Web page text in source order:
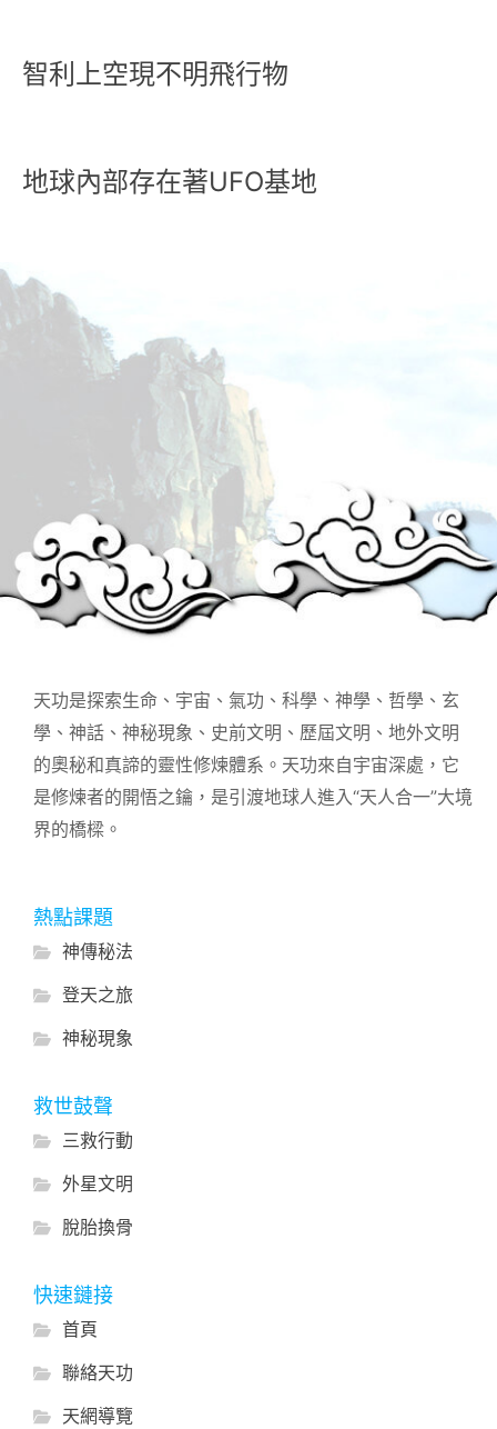
智利上空現不明飛行物
地球內部存在著UFO基地
天功是探索生命、宇宙、氣功、科學、神學、哲學、玄
學、神話、神秘現象、史前文明、歷屆文明、地外文明
的奧秘和真諦的靈性修煉體系。天功來自宇宙深處，它
是修煉者的開悟之鑰，是引渡地球人進入“天人合一”大境
界的橋樑。
熱點課題
神傳秘法
登天之旅
神秘現象
救世鼓聲
三救行動
外星文明
脫胎換骨
快速鏈接
首頁
聯絡天功
天網導覽